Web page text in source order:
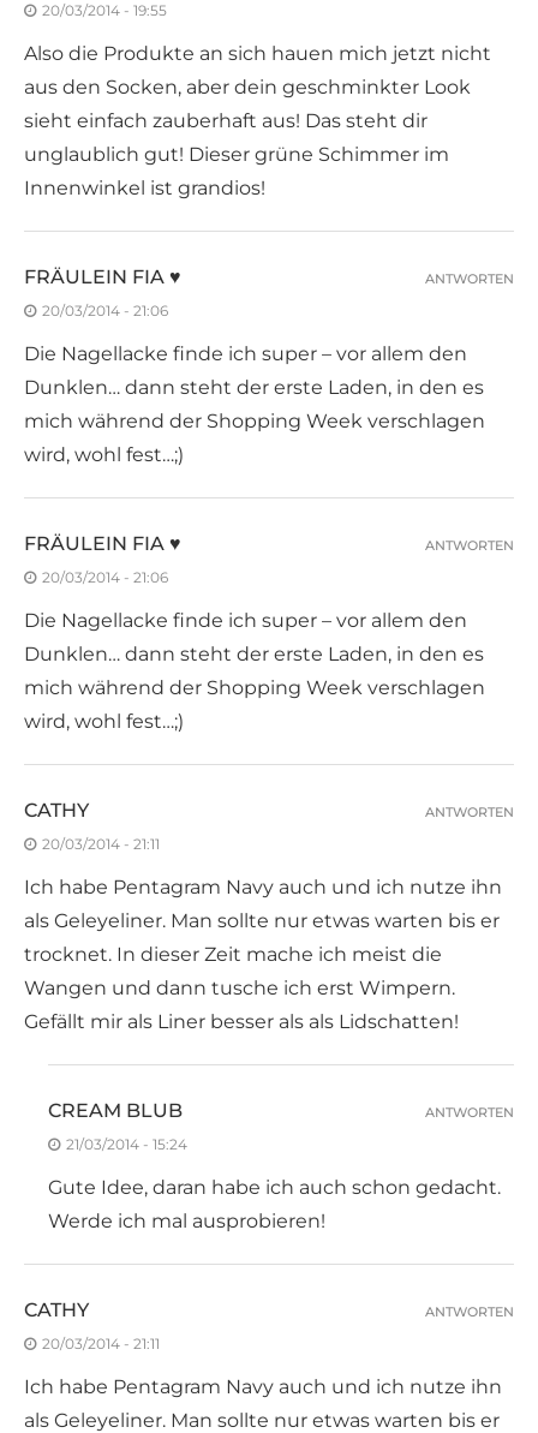
20/03/2014 - 19:55
Also die Produkte an sich hauen mich jetzt nicht
aus den Socken, aber dein geschminkter Look
sieht einfach zauberhaft aus! Das steht dir
unglaublich gut! Dieser grüne Schimmer im
Innenwinkel ist grandios!
FRÄULEIN FIA ♥
20/03/2014 - 21:06
Die Nagellacke finde ich super – vor allem den
Dunklen… dann steht der erste Laden, in den es
mich während der Shopping Week verschlagen
wird, wohl fest…;)
ANTWORTEN
FRÄULEIN FIA ♥
20/03/2014 - 21:06
Die Nagellacke finde ich super – vor allem den
Dunklen… dann steht der erste Laden, in den es
mich während der Shopping Week verschlagen
wird, wohl fest…;)
ANTWORTEN
CATHY
20/03/2014 - 21:11
Ich habe Pentagram Navy auch und ich nutze ihn
als Geleyeliner. Man sollte nur etwas warten bis er
trocknet. In dieser Zeit mache ich meist die
Wangen und dann tusche ich erst Wimpern.
Gefällt mir als Liner besser als als Lidschatten!
ANTWORTEN
CREAM BLUB
21/03/2014 - 15:24
Gute Idee, daran habe ich auch schon gedacht.
Werde ich mal ausprobieren!
ANTWORTEN
CATHY
20/03/2014 - 21:11
Ich habe Pentagram Navy auch und ich nutze ihn
als Geleyeliner. Man sollte nur etwas warten bis er
ANTWORTEN